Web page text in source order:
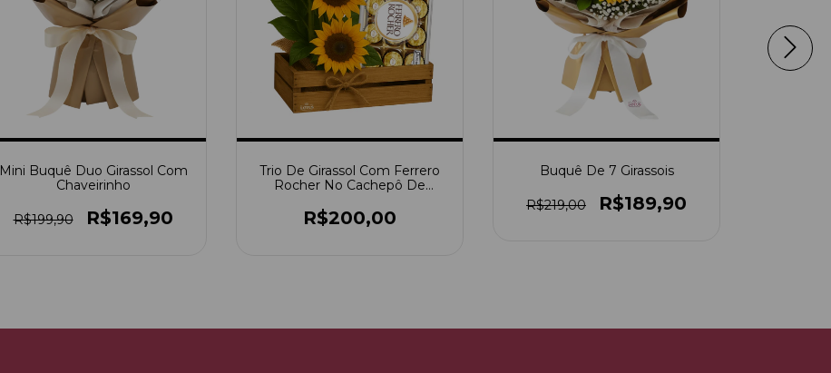
Mini Buquê Duo Girassol Com
Chaveirinho
R$199,90 R$169,90
Trio De Girassol Com Ferrero
Rocher No Cachepô De
R$200,00
Buquê De 7 Girassois
R$219,00 R$189,90